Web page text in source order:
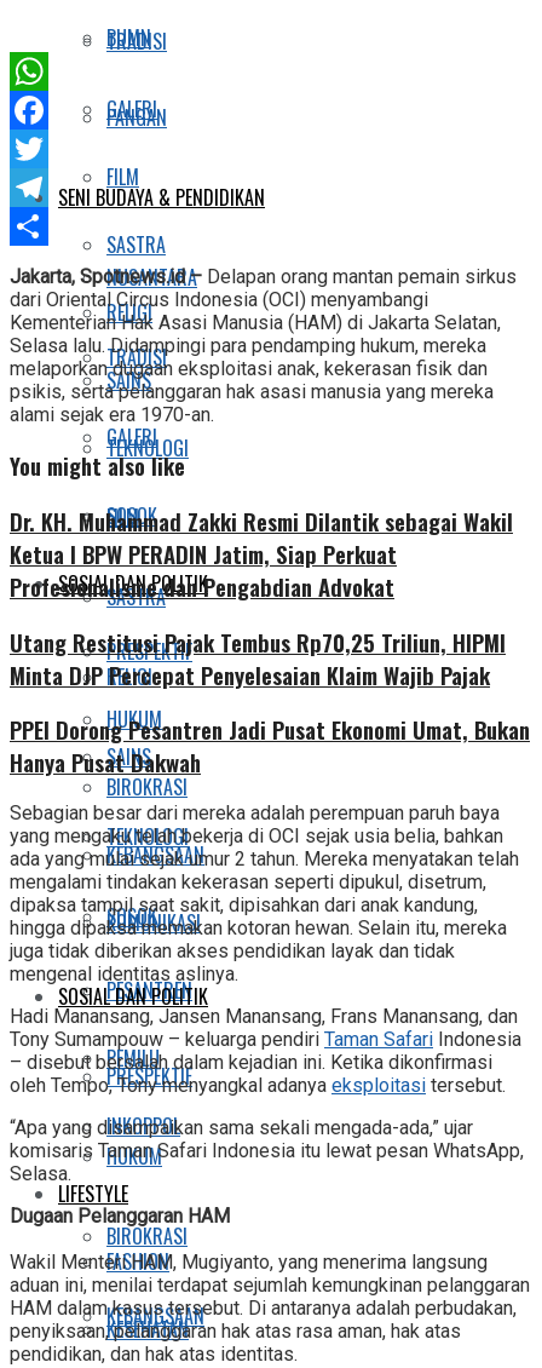
TRADISI
GALERI
FILM
SASTRA
RELIGI
SAINS
TEKNOLOGI
SOSOK
SOSIAL DAN POLITIK
PRESPEKTIF
HUKUM
BIROKRASI
KEBANGSAAN
KOMUNIKASI
PESANTREN
PEMILU
INKOPPOL
LIFESTYLE
FASHION
KESEHATAN
BUMN
PANGAN
SENI BUDAYA & PENDIDIKAN
NUSANTARA
TRADISI
GALERI
FILM
SASTRA
RELIGI
SAINS
TEKNOLOGI
SOSOK
SOSIAL DAN POLITIK
PRESPEKTIF
HUKUM
BIROKRASI
KEBANGSAAN
WhatsApp
Facebook
Twitter
Telegram
Share
Jakarta, Spotnews.id – Delapan orang mantan pemain sirkus
dari Oriental Circus Indonesia (OCI) menyambangi
Kementerian Hak Asasi Manusia (HAM) di Jakarta Selatan,
Selasa lalu. Didampingi para pendamping hukum, mereka
melaporkan dugaan eksploitasi anak, kekerasan fisik dan
psikis, serta pelanggaran hak asasi manusia yang mereka
alami sejak era 1970-an.
You might also like
Dr. KH. Muhammad Zakki Resmi Dilantik sebagai Wakil
Ketua I BPW PERADIN Jatim, Siap Perkuat
Profesionalisme dan Pengabdian Advokat
Utang Restitusi Pajak Tembus Rp70,25 Triliun, HIPMI
Minta DJP Percepat Penyelesaian Klaim Wajib Pajak
PPEI Dorong Pesantren Jadi Pusat Ekonomi Umat, Bukan
Hanya Pusat Dakwah
Sebagian besar dari mereka adalah perempuan paruh baya
yang mengaku telah bekerja di OCI sejak usia belia, bahkan
ada yang mulai sejak umur 2 tahun. Mereka menyatakan telah
mengalami tindakan kekerasan seperti dipukul, disetrum,
dipaksa tampil saat sakit, dipisahkan dari anak kandung,
hingga dipaksa memakan kotoran hewan. Selain itu, mereka
juga tidak diberikan akses pendidikan layak dan tidak
mengenal identitas aslinya.
Hadi Manansang, Jansen Manansang, Frans Manansang, dan
Tony Sumampouw – keluarga pendiri Taman Safari Indonesia
– disebut bersalah dalam kejadian ini. Ketika dikonfirmasi
oleh Tempo, Tony menyangkal adanya eksploitasi tersebut.
“Apa yang disampaikan sama sekali mengada-ada,” ujar
komisaris Taman Safari Indonesia itu lewat pesan WhatsApp,
Selasa.
Dugaan Pelanggaran HAM
Wakil Menteri HAM, Mugiyanto, yang menerima langsung
aduan ini, menilai terdapat sejumlah kemungkinan pelanggaran
HAM dalam kasus tersebut. Di antaranya adalah perbudakan,
penyiksaan, pelanggaran hak atas rasa aman, hak atas
pendidikan, dan hak atas identitas.